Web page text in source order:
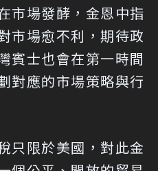
市場發酵，金恩中指
市場愈不利，期待政
賓士也會在第一時間
對應的市場策略與行
只限於美國，對此金